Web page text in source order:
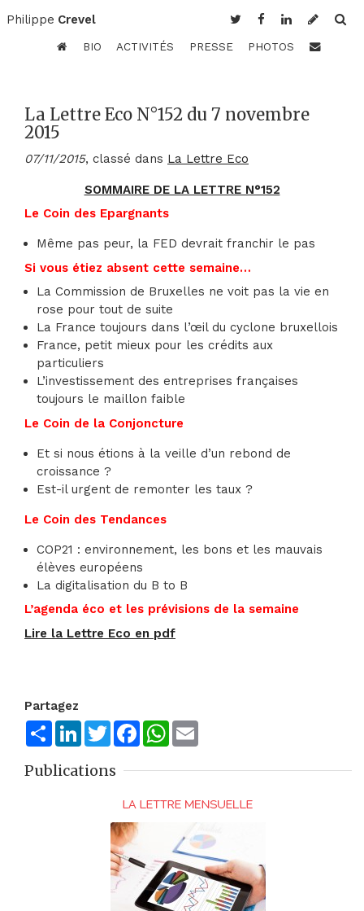
Philippe Crevel
BIO ACTIVITÉS PRESSE PHOTOS
La Lettre Eco N°152 du 7 novembre
2015
07/11/2015, classé dans La Lettre Eco
SOMMAIRE DE LA LETTRE N°152
Le Coin des Epargnants
Même pas peur, la FED devrait franchir le pas
Si vous étiez absent cette semaine…
La Commission de Bruxelles ne voit pas la vie en
rose pour tout de suite
La France toujours dans l’œil du cyclone bruxellois
France, petit mieux pour les crédits aux
particuliers
L’investissement des entreprises françaises
toujours le maillon faible
Le Coin de la Conjoncture
Et si nous étions à la veille d’un rebond de
croissance ?
Est-il urgent de remonter les taux ?
Le Coin des Tendances
COP21 : environnement, les bons et les mauvais
élèves européens
La digitalisation du B to B
L’agenda éco et les prévisions de la semaine
Lire la Lettre Eco en pdf
Partagez
ShareLinkedInTwitterFacebookWhatsApp
Publications